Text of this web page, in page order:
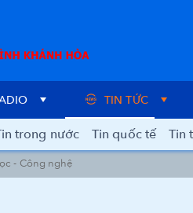
TIN TỨC
trong nước Tin quốc tế Tin
- Công nghệ